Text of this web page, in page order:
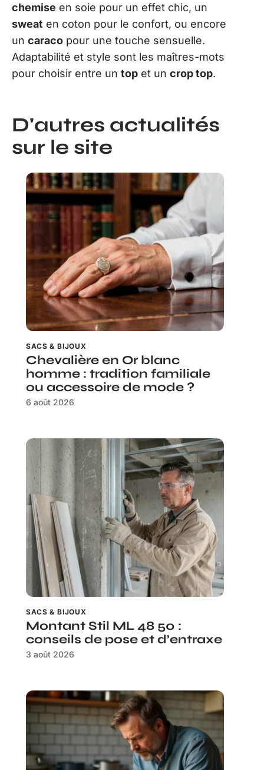
chemise en soie pour un effet chic, un
sweat en coton pour le confort, ou encore
un caraco pour une touche sensuelle.
Adaptabilité et style sont les maîtres-mots
pour choisir entre un top et un crop top.
D'autres actualités
sur le site
SACS & BIJOUX
Chevalière en Or blanc
homme : tradition familiale
ou accessoire de mode ?
6 août 2026
SACS & BIJOUX
Montant Stil ML 48 50 :
conseils de pose et d’entraxe
3 août 2026